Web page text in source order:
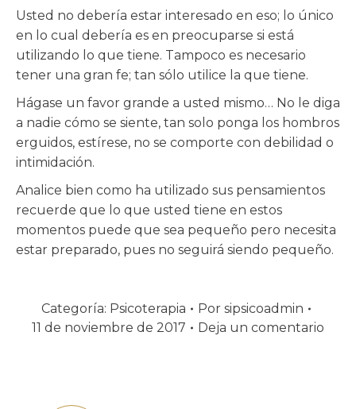
Usted no debería estar interesado en eso; lo único
en lo cual debería es en preocuparse si está
utilizando lo que tiene. Tampoco es necesario
tener una gran fe; tan sólo utilice la que tiene.
Hágase un favor grande a usted mismo… No le diga
a nadie cómo se siente, tan solo ponga los hombros
erguidos, estírese, no se comporte con debilidad o
intimidación.
Analice bien como ha utilizado sus pensamientos
recuerde que lo que usted tiene en estos
momentos puede que sea pequeño pero necesita
estar preparado, pues no seguirá siendo pequeño.
Categoría: Psicoterapia Por sipsicoadmin
11 de noviembre de 2017
Deja un comentario